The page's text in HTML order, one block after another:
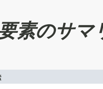
素のサマ